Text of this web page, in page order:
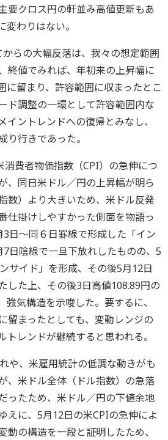
要クロス円の軒並み高値更新もあ
変わりはない。
らの大幅反落は、我々の想定範囲
終値でみれば、年初来の上昇幅に
に留まり、許容範囲に収まったとこ
ド調整の一環として許容範囲内な
イントレンドへの復帰とみなし、
り行きであった。
費者物価指数（CPI）の急伸につ
、同日米ドル／円の上昇幅が明ら
数）より大きいため、米ドル反発
仕掛けしやすかった側面を物語っ
日～同６日罫線で形成した「イン
日陰線で一旦下放れしたものの、5
サイド」を形成、その後5月12日
した上、その後3日高値108.89円の
強気構造を示唆した。要するに、
留まったとしても、変動レンジの
トレンドが継続すると思われる。
や、米雇用統計の低調な動きがも
、米ドル全体（ドル指数）の急落
ったため、米ドル／円の下値余地
えに、5月12日の米CPIの急伸によ
動の構造を一段と証明したため、